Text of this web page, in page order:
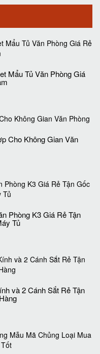
Mẩu Tủ Văn Phòng Giá
Cho Không Gian Văn
Phòng K3 Giá Rẻ Tận
Tủ
và 2 Cánh Sắt Rẻ Tận